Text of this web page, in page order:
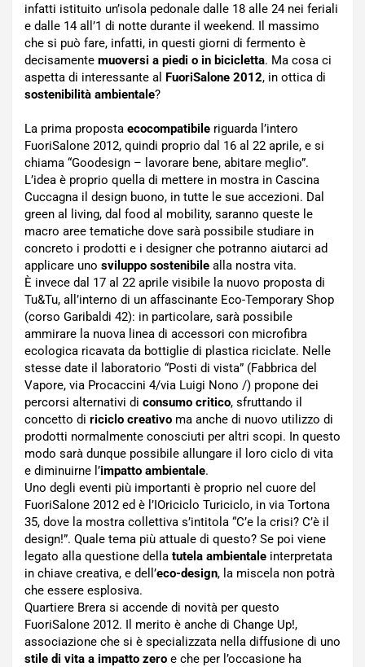
infatti istituito un’isola pedonale dalle 18 alle 24 nei feriali
e dalle 14 all’1 di notte durante il weekend. Il massimo
che si può fare, infatti, in questi giorni di fermento è
decisamente muoversi a piedi o in bicicletta. Ma cosa ci
aspetta di interessante al FuoriSalone 2012, in ottica di
sostenibilità ambientale?
La prima proposta ecocompatibile riguarda l’intero
FuoriSalone 2012, quindi proprio dal 16 al 22 aprile, e si
chiama “Goodesign – lavorare bene, abitare meglio”.
L’idea è proprio quella di mettere in mostra in Cascina
Cuccagna il design buono, in tutte le sue accezioni. Dal
green al living, dal food al mobility, saranno queste le
macro aree tematiche dove sarà possibile studiare in
concreto i prodotti e i designer che potranno aiutarci ad
applicare uno sviluppo sostenibile alla nostra vita.
È invece dal 17 al 22 aprile visibile la nuovo proposta di
Tu&Tu, all’interno di un affascinante Eco-Temporary Shop
(corso Garibaldi 42): in particolare, sarà possibile
ammirare la nuova linea di accessori con microfibra
ecologica ricavata da bottiglie di plastica riciclate. Nelle
stesse date il laboratorio “Posti di vista” (Fabbrica del
Vapore, via Procaccini 4/via Luigi Nono /) propone dei
percorsi alternativi di consumo critico, sfruttando il
concetto di riciclo creativo ma anche di nuovo utilizzo di
prodotti normalmente conosciuti per altri scopi. In questo
modo sarà dunque possibile allungare il loro ciclo di vita
e diminuirne l’impatto ambientale.
Uno degli eventi più importanti è proprio nel cuore del
FuoriSalone 2012 ed è l’IOriciclo Turiciclo, in via Tortona
35, dove la mostra collettiva s’intitola “C’e la crisi? C’è il
design!”. Quale tema più attuale di questo? Se poi viene
legato alla questione della tutela ambientale interpretata
in chiave creativa, e dell’eco-design, la miscela non potrà
che essere esplosiva.
Quartiere Brera si accende di novità per questo
FuoriSalone 2012. Il merito è anche di Change Up!,
associazione che si è specializzata nella diffusione di uno
stile di vita a impatto zero e che per l’occasione ha